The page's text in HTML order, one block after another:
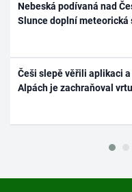
Nebeská podívaná nad
Slunce doplní meteorická
Češi slepě věřili aplikaci
Alpách je zachraňoval